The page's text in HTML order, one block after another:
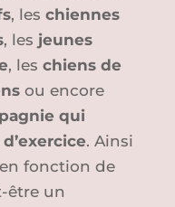
, les chiennes
, les jeunes
, les chiens de
ou encore
qui
. Ainsi
fonction de
être un